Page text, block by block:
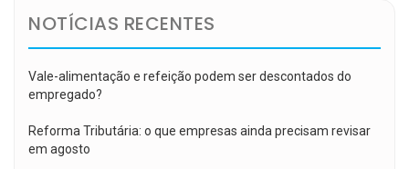
NOTÍCIAS RECENTES
Vale-alimentação e refeição podem ser descontados do
empregado?
Reforma Tributária: o que empresas ainda precisam revisar
em agosto